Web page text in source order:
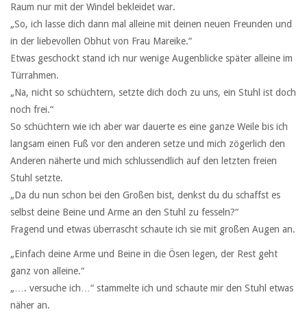
Raum nur mit der Windel bekleidet war.
„So, ich lasse dich dann mal alleine mit deinen neuen Freunden und
in der liebevollen Obhut von Frau Mareike.“
Etwas geschockt stand ich nur wenige Augenblicke später alleine im
Türrahmen.
„Na, nicht so schüchtern, setzte dich doch zu uns, ein Stuhl ist doch
noch frei.“
So schüchtern wie ich aber war dauerte es eine ganze Weile bis ich
langsam einen Fuß vor den anderen setze und mich zögerlich den
Anderen näherte und mich schlussendlich auf den letzten freien
Stuhl setzte.
„Da du nun schon bei den Großen bist, denkst du du schaffst es
selbst deine Beine und Arme an den Stuhl zu fesseln?“
Fragend und etwas überrascht schaute ich sie mit großen Augen an.
„Einfach deine Arme und Beine in die Ösen legen, der Rest geht
ganz von alleine.“
„…. versuche ich…“ stammelte ich und schaute mir den Stuhl etwas
näher an.